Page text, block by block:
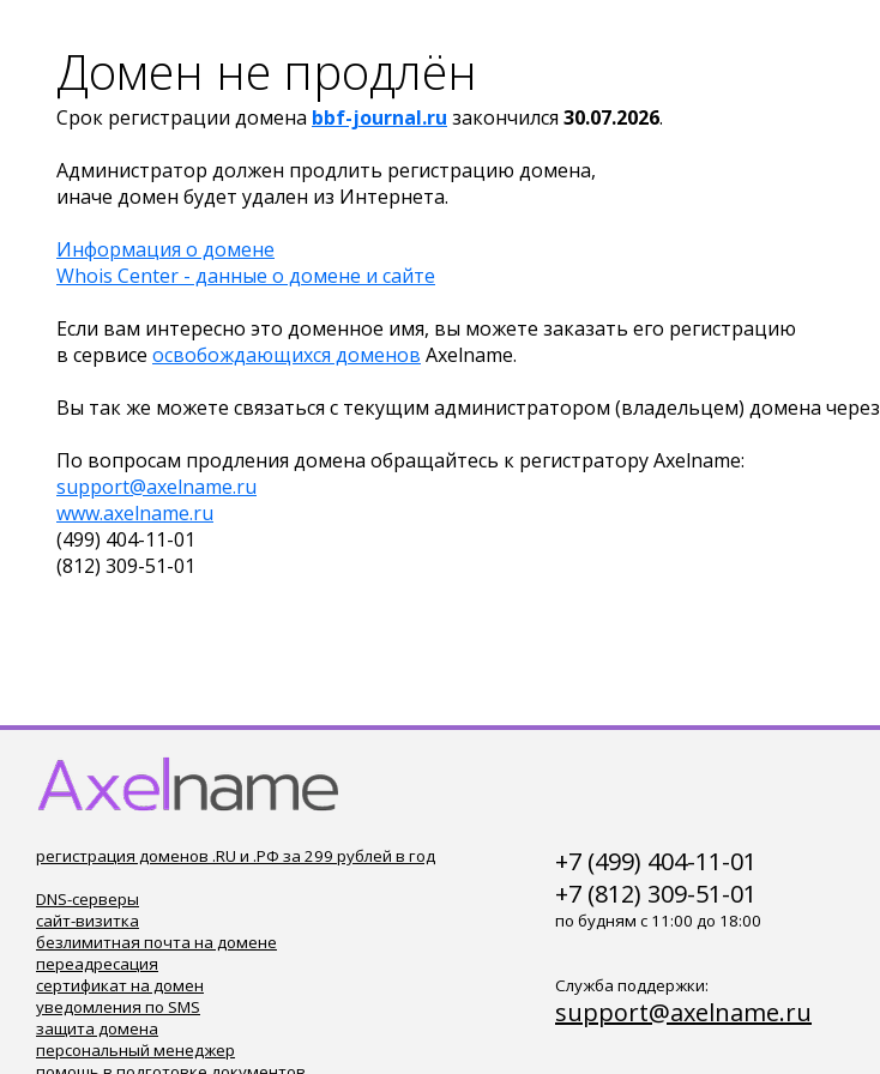
Домен не продлён
Срок регистрации домена bbf-journal.ru закончился 30.07.2026.
Администратор должен продлить регистрацию домена,
иначе домен будет удален из Интернета.
Информация о домене
Whois Center - данные о домене и сайте
Если вам интересно это доменное имя, вы можете заказать его регистрацию
в сервисе освобождающихся доменов Axelname.
Вы так же можете связаться с текущим администратором (владельцем) домена через
По вопросам продления домена обращайтесь к регистратору Axelname:
support@axelname.ru
www.axelname.ru
(499) 404-11-01
(812) 309-51-01
регистрация доменов .RU и .РФ за 299 рублей в год
DNS-серверы
сайт-визитка
безлимитная почта на домене
переадресация
сертификат на домен
уведомления по SMS
защита домена
персональный менеджер
+7 (499) 404-11-01
+7 (812) 309-51-01
по будням с 11:00 до 18:00
Служба поддержки:
support@axelname.ru